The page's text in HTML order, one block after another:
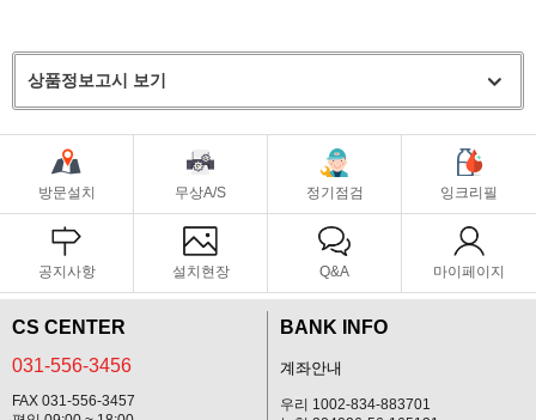
상품정보고시 보기
방문설치 무상A/S 정기점검 잉크리필
공지사항 설치현장 Q&A 마이페이지
CS CENTER
031-556-3456
FAX 031-556-3457
BANK INFO
계좌안내
우리 1002-834-883701